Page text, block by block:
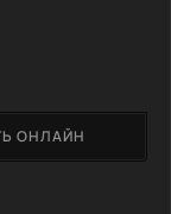
ОНЛАЙН